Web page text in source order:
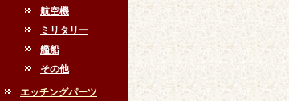
航空機
ミリタリー
艦船
その他
エッチングパーツ